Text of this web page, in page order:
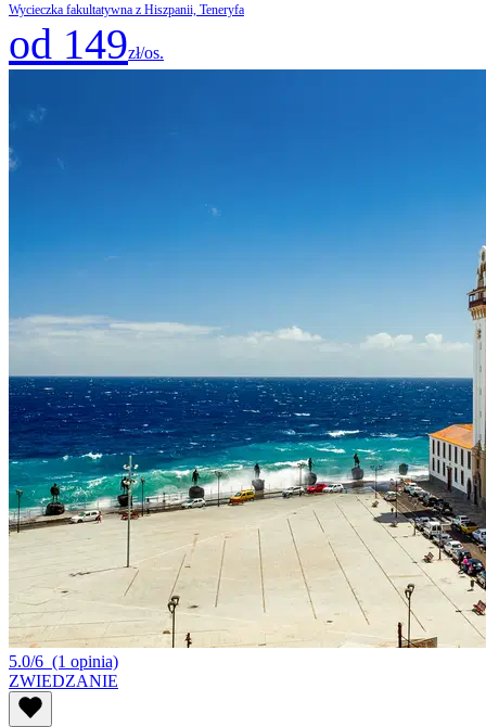
Wycieczka fakultatywna z Hiszpanii, Teneryfa
od 149zł/os.
5.0/6 (1 opinia)
ZWIEDZANIE